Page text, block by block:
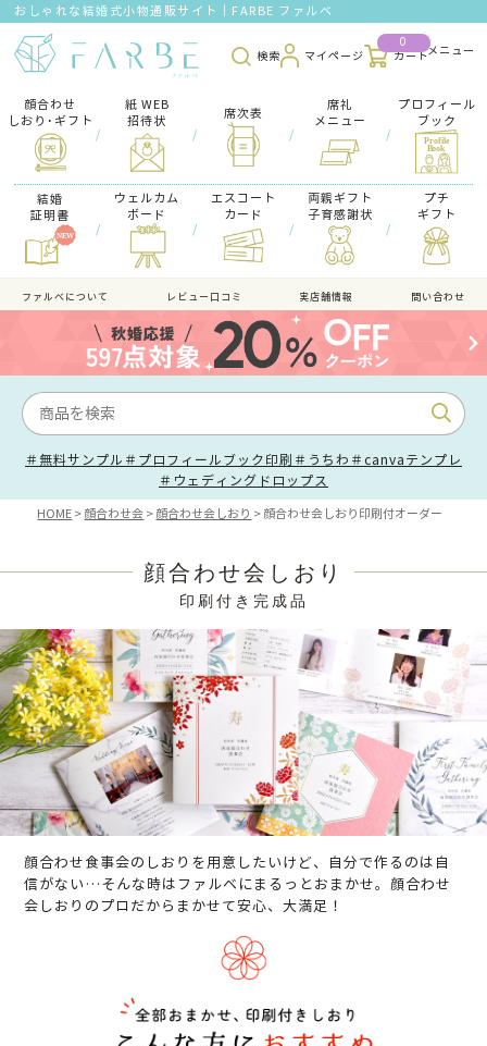
おしゃれな結婚式小物通販サイト｜FARBE ファルベ
検索 マイページ
0
カート
顔合わせ
しおり･ギフト
/
紙 WEB
招待状
/
席次表
/
席礼
メニュー
/
プロフィール
ブック
結婚
証明書
/
ウェルカム
ボード
/
エスコート
カード
/
両親ギフト
子育感謝状
/
プチ
ギフト
ファルべについて レビュー口コミ 実店舗情報 問い合わせ
＃無料サンプル ＃プロフィールブック印刷 ＃うちわ ＃canvaテンプレ
＃ウェディングドロップス
HOME 顔合わせ会 顔合わせ会しおり 顔合わせ会しおり印刷付オーダー
顔合わせ会しおり
印刷付き完成品
顔合わせ食事会のしおりを用意したいけど、自分で作るのは自
信がない…そんな時はファルベにまるっとおまかせ。顔合わせ
会しおりのプロだからまかせて安心、大満足！